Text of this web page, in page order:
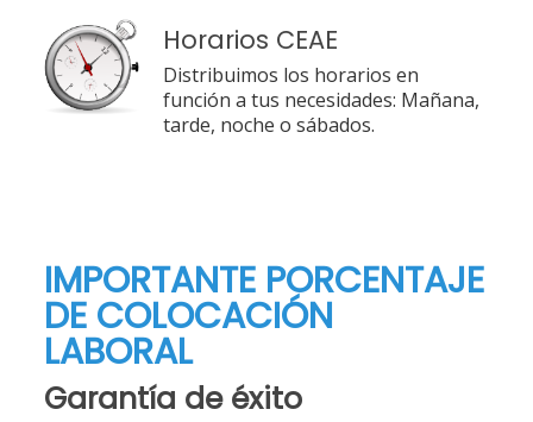
Horarios CEAE
Distribuimos los horarios en
función a tus necesidades: Mañana,
tarde, noche o sábados.
IMPORTANTE PORCENTAJE
DE COLOCACIÓN
LABORAL
Garantía de éxito